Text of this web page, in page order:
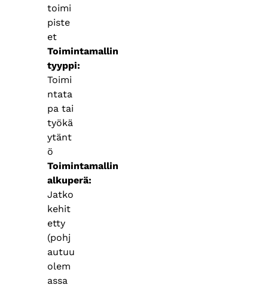
toimi
piste
et
Toimintamallin
tyyppi
Toimi
ntata
pa tai
työkä
ytänt
ö
Toimintamallin
alkuperä
Jatko
kehit
etty
(pohj
autuu
olem
assa